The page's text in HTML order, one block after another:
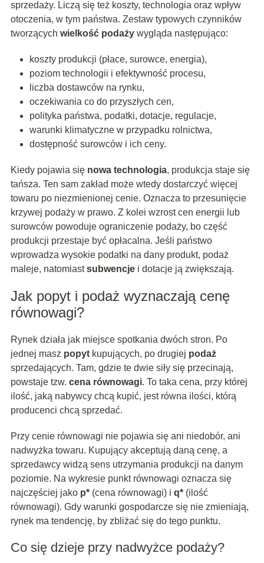
sprzedaży. Liczą się też koszty, technologia oraz wpływ
otoczenia, w tym państwa. Zestaw typowych czynników
tworzących wielkość podażywygląda następująco:
koszty produkcji (płace, surowce, energia),
poziom technologii i efektywność procesu,
liczba dostawców na rynku,
oczekiwania co do przyszłych cen,
polityka państwa, podatki, dotacje, regulacje,
warunki klimatyczne w przypadku rolnictwa,
dostępność surowców i ich ceny.
Kiedy pojawia się nowa technologia, produkcja staje się
tańsza. Ten sam zakład może wtedy dostarczyć więcej
towaru po niezmienionej cenie. Oznacza to przesunięcie
krzywej podaży w prawo. Z kolei wzrost cen energii lub
surowców powoduje ograniczenie podaży, bo część
produkcji przestaje być opłacalna. Jeśli państwo
wprowadza wysokie podatki na dany produkt, podaż
maleje, natomiastsubwencjei dotacje ją zwiększają.
Jak popyt i podaż wyznaczają cenę
równowagi?
Rynek działa jak miejsce spotkania dwóch stron. Po
jednej masz popytkupujących, po drugiej podaż
sprzedających. Tam, gdzie te dwie siły się przecinają,
powstaje tzw. cena równowagi. To taka cena, przy której
ilość, jaką nabywcy chcą kupić, jest równa ilości, którą
producenci chcą sprzedać.
Przy cenie równowagi nie pojawia się ani niedobór, ani
nadwyżka towaru. Kupujący akceptują daną cenę, a
sprzedawcy widzą sens utrzymania produkcji na danym
poziomie. Na wykresie punkt równowagi oznacza się
najczęściej jako p*(cena równowagi) i q*(ilość
równowagi). Gdy warunki gospodarcze się nie zmieniają,
rynek ma tendencję, by zbliżać się do tego punktu.
Co się dzieje przy nadwyżce podaży?